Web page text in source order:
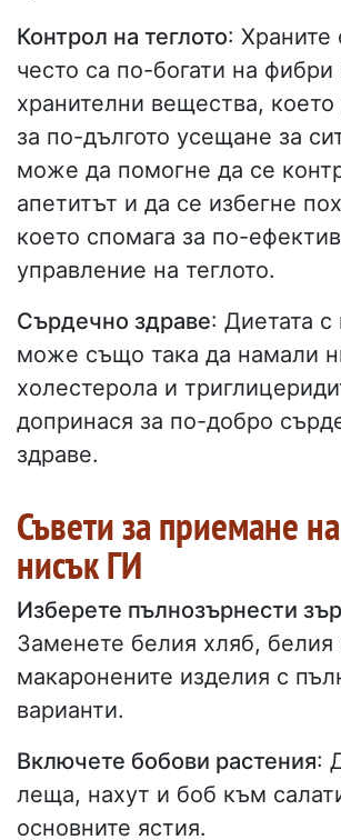
Контрол на теглото: Храните
често са по-богати на фибри
хранителни вещества,
за по-дългото усещане за
може да помогне да се
апетитът и да се избегне
което спомага за по-
управление на теглото.
Сърдечно здраве: Диетата
може също така да намали
холестерола и
допринася за по-добро
здраве.
Съвети за приемане
нисък ГИ
Изберете пълнозърнести
Заменете белия хляб, белия
макаронените изделия с
варианти.
Включете бобови растения:
леща, нахут и боб към
основните ястия.